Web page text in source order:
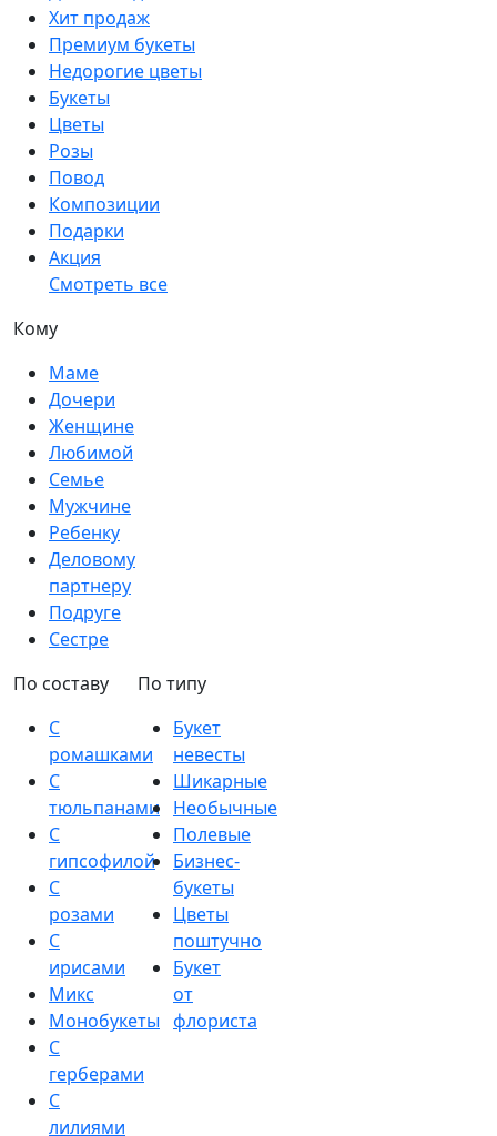
Хит продаж
Премиум букеты
Недорогие цветы
Букеты
Цветы
Розы
Повод
Композиции
Подарки
Акция
Смотреть все
Кому
Маме
Дочери
Женщине
Любимой
Семье
Мужчине
Ребенку
Деловому
партнеру
Подруге
Сестре
По составу
С
ромашками
С
тюльпанами
С
гипсофилой
С
розами
С
ирисами
Микс
Монобукеты
С
герберами
С
лилиями
По типу
Букет
невесты
Шикарные
Необычные
Полевые
Бизнес-
букеты
Цветы
поштучно
Букет
от
флориста